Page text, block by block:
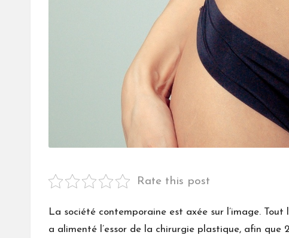
Rate this post
La société contemporaine est axée sur l’image.
a alimenté l’essor de la chirurgie plastique, afin